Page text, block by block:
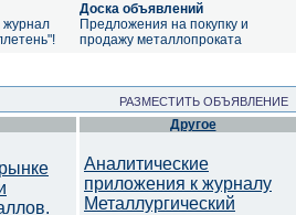
журнал
Доска объявлений
Предложения на покупку и
продажу металлопроката
РАЗМЕСТИТЬ ОБЪЯВЛЕНИЕ
Другое
Аналитические
приложения к журналу
Металлургический